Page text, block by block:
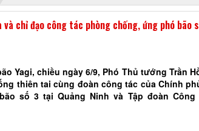
chỉ đạo công tác phòng chống, ứng phó bão
Yagi, chiều ngày 6/9, Phó Thủ tướng Trần
thiên tai cùng đoàn công tác của Chính
số 3 tại Quảng Ninh và Tập đoàn Công